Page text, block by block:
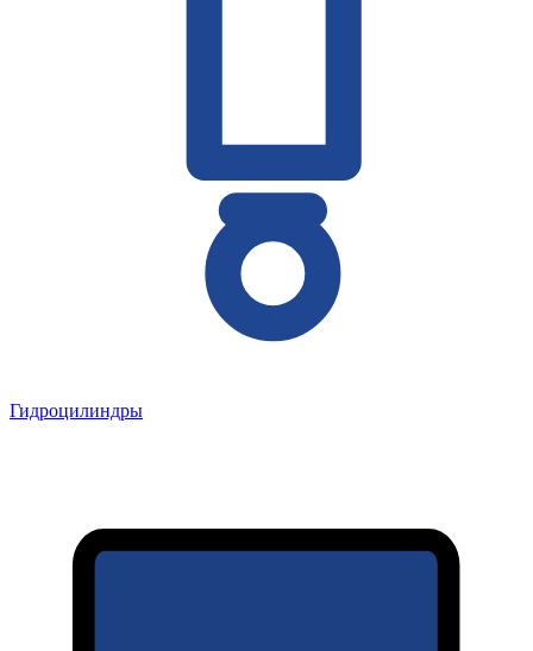
Гидроцилиндры